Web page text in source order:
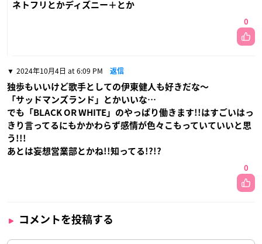
ネトフリとかディズニー＋とか
0
2024年10月4日 at 6:09 PM 返信
独歩もいいけど歌手としての伊東健人も好きだな〜
「サッドマンズランド」とかいいな…
でも「BLACK OR WHITE」のやっぱり働きます!!はすごいはっ
きり言ってるにもかかわらず感情が色々こもっていていいと思
う!!!
あとは妄想営業部とかね!!知ってる!?!?
0
コメントを投稿する